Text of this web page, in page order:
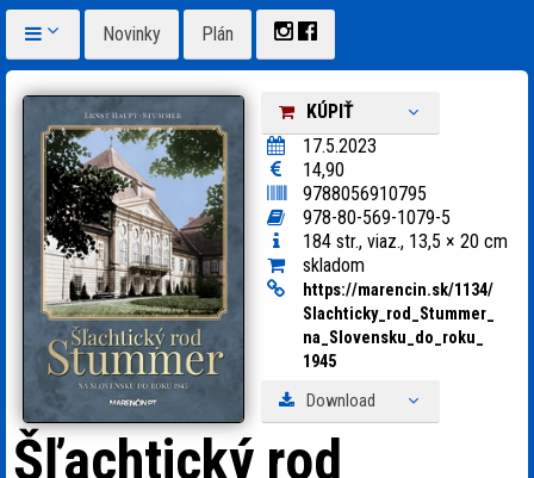
Novinky Plán
KÚPIŤ
17.5.2023
14,90
9788056910795
978-80-569-1079-5
184 str., viaz., 13,5 × 20 cm
skladom
https://marencin.sk/1134/
Slachticky_ rod_ Stummer_
na_ Slovensku_ do_ roku_
1945
Download
Šľachtický rod